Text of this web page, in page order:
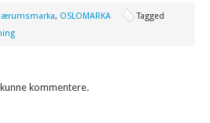
, OSLOMARKA
Tagged
kommentere.